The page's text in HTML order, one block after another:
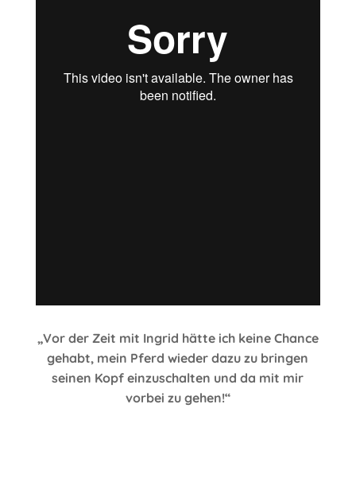
„Vor der Zeit mit Ingrid hätte ich keine Chance
gehabt, mein Pferd wieder dazu zu bringen
seinen Kopf einzuschalten und da mit mir
vorbei zu gehen!“